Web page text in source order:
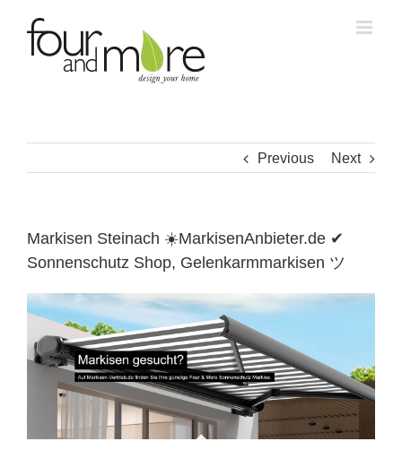
content
Previous Next
Markisen Steinach ☀️MarkisenAnbieter.de ✔
Sonnenschutz Shop, Gelenkarmmarkisen ツ